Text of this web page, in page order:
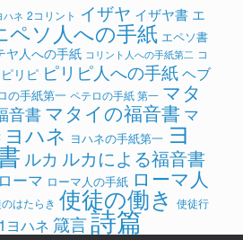
ハネ 2コリント イザヤ イザヤ書 エ
ペソ人への手紙 エペソ書
ヤ人への手紙 コリント人への手紙第二 コ
ピリピ ピリピ人への手紙ヘブ
の手紙第一 ペテロの手紙 第一 マタ
音書マタイの福音書 マ
ヨハネ ヨハネの手紙第一 ヨ
ルカ ルカによる福音書
ローマ ローマ人の手紙 ローマ人
はたらき 使徒の働き 使徒行
ヨハネ 箴言詩篇